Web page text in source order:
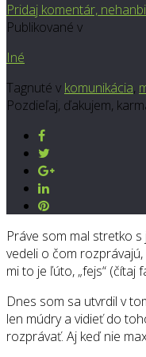
Pridaj komentár,
Publikované v
Iné
Tagnuté v komunikácia,
Pozdieľaj, ďakujem,
Práve som mal stretko
vedeli o čom
mi to je ľúto, „fejs“ (čítaj
Dnes som sa utvrdil v
len múdry a vidieť do
rozprávať. Aj keď nie